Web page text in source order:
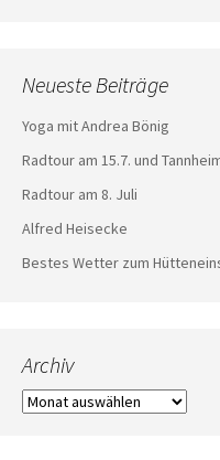
Neueste Beiträge
Yoga mit Andrea Bönig
Radtour am 15.7. und
Radtour am 8. Juli
Alfred Heisecke
Bestes Wetter zum
Archiv
Archiv